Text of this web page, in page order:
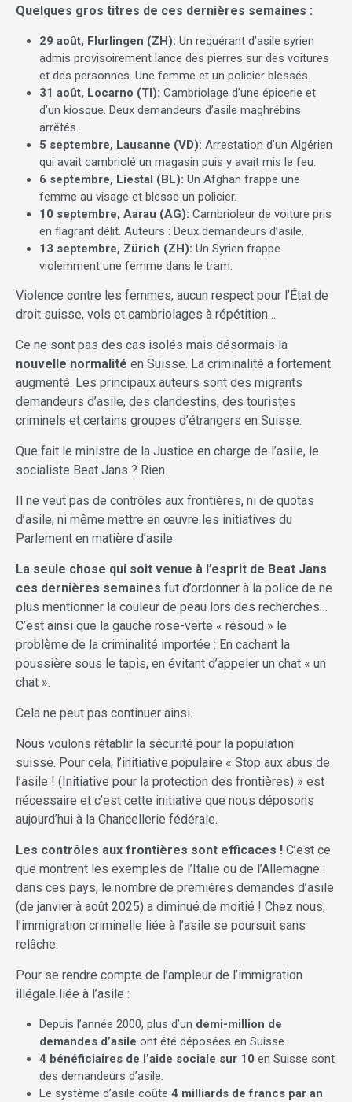
Quelques gros titres de ces dernières semaines :
29 août, Flurlingen (ZH): Un requérant d’asile syrien
admis provisoirement lance des pierres sur des voitures
et des personnes. Une femme et un policier blessés.
31 août, Locarno (TI): Cambriolage d’une épicerie et
d’un kiosque. Deux demandeurs d’asile maghrébins
arrêtés.
5 septembre, Lausanne (VD): Arrestation d’un Algérien
qui avait cambriolé un magasin puis y avait mis le feu.
6 septembre, Liestal (BL): Un Afghan frappe une
femme au visage et blesse un policier.
10 septembre, Aarau (AG): Cambrioleur de voiture pris
en flagrant délit. Auteurs : Deux demandeurs d’asile.
13 septembre, Zürich (ZH): Un Syrien frappe
violemment une femme dans le tram.
Violence contre les femmes, aucun respect pour l’État de
droit suisse, vols et cambriolages à répétition…
Ce ne sont pas des cas isolés mais désormais la
nouvelle normalité en Suisse. La criminalité a fortement
augmenté. Les principaux auteurs sont des migrants
demandeurs d’asile, des clandestins, des touristes
criminels et certains groupes d’étrangers en Suisse.
Que fait le ministre de la Justice en charge de l’asile, le
socialiste Beat Jans ? Rien.
Il ne veut pas de contrôles aux frontières, ni de quotas
d’asile, ni même mettre en œuvre les initiatives du
Parlement en matière d’asile.
La seule chose qui soit venue à l’esprit de Beat Jans
ces dernières semaines fut d’ordonner à la police de ne
plus mentionner la couleur de peau lors des recherches…
C’est ainsi que la gauche rose-verte « résoud » le
problème de la criminalité importée : En cachant la
poussière sous le tapis, en évitant d’appeler un chat « un
chat ».
Cela ne peut pas continuer ainsi.
Nous voulons rétablir la sécurité pour la population
suisse. Pour cela, l’initiative populaire « Stop aux abus de
l’asile ! (Initiative pour la protection des frontières) » est
nécessaire et c’est cette initiative que nous déposons
aujourd’hui à la Chancellerie fédérale.
Les contrôles aux frontières sont efficaces ! C’est ce
que montrent les exemples de l’Italie ou de l’Allemagne :
dans ces pays, le nombre de premières demandes d’asile
(de janvier à août 2025) a diminué de moitié ! Chez nous,
l’immigration criminelle liée à l’asile se poursuit sans
relâche.
Pour se rendre compte de l’ampleur de l’immigration
illégale liée à l’asile :
Depuis l’année 2000, plus d’un demi-million de
demandes d’asile ont été déposées en Suisse.
4 bénéficiaires de l’aide sociale sur 10 en Suisse sont
des demandeurs d’asile.
Le système d’asile coûte 4 milliards de francs par an